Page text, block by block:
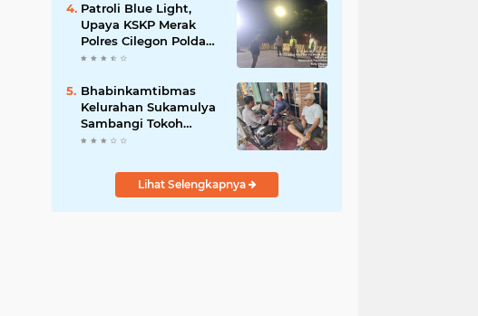
Patroli Blue Light,
Upaya KSKP Merak
Polres Cilegon Polda
Banten Tekan Aksi
Bhabinkamtibmas
Kelurahan Sukamulya
Sambangi Tokoh
Masyarakat, Perkuat
Kamtibmas
Lihat Selengkapnya